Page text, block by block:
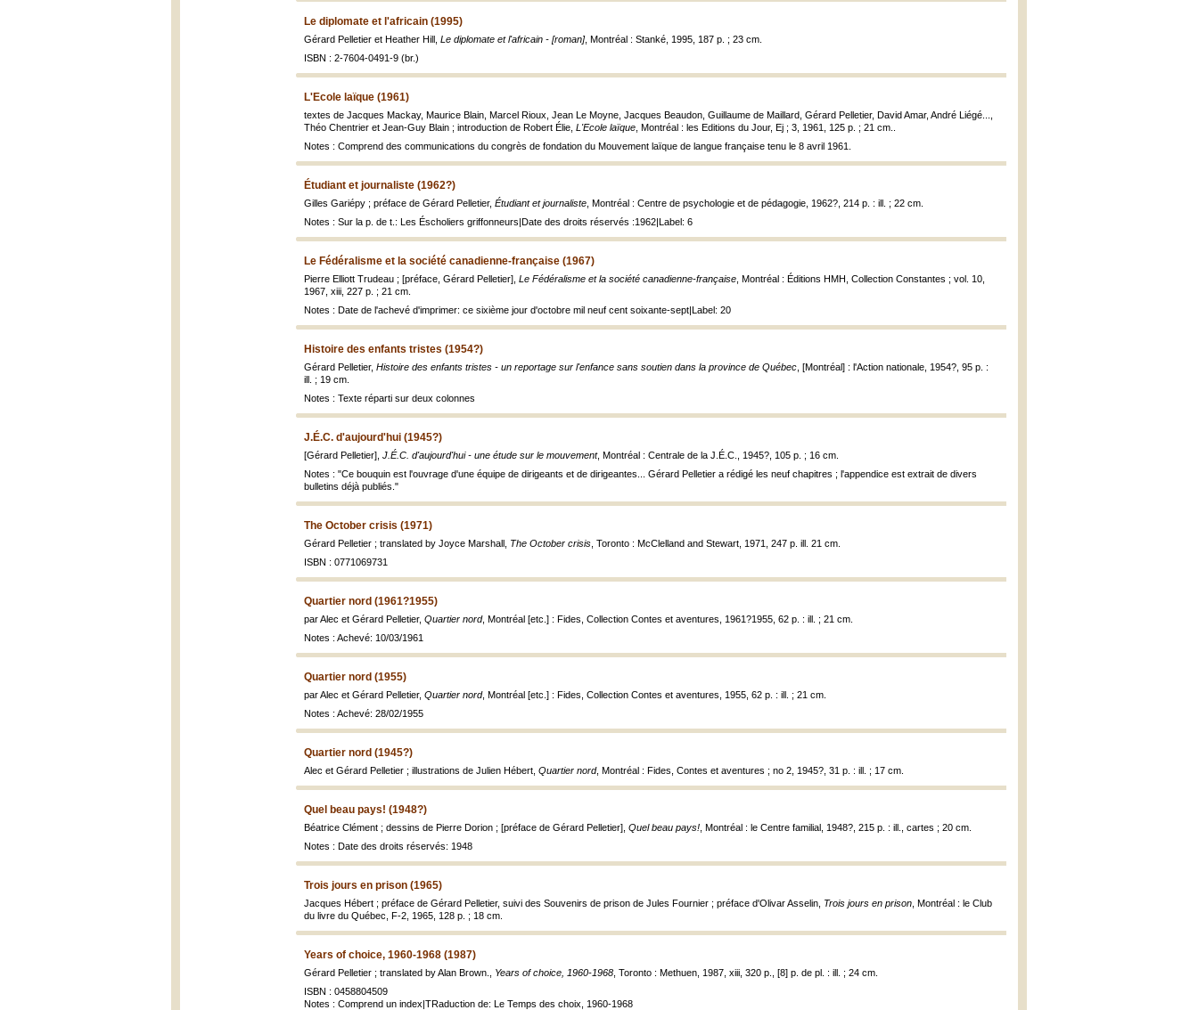
Le diplomate et l'africain (1995)
Gérard Pelletier et Heather Hill, Le diplomate et l'africain - [roman], Montréal : Stanké, 1995, 187 p. ; 23 cm.
ISBN : 2-7604-0491-9 (br.)
L'Ecole laïque (1961)
textes de Jacques Mackay, Maurice Blain, Marcel Rioux, Jean Le Moyne, Jacques Beaudon, Guillaume de Maillard, Gérard Pelletier, David Amar, André Liégé...,
Théo Chentrier et Jean-Guy Blain ; introduction de Robert Élie, L'Ecole laïque , Montréal : les Editions du Jour, Ej ; 3, 1961, 125 p. ; 21 cm..
Notes : Comprend des communications du congrès de fondation du Mouvement laïque de langue française tenu le 8 avril 1961.
Étudiant et journaliste (1962?)
Gilles Gariépy ; préface de Gérard Pelletier, Étudiant et journaliste , Montréal : Centre de psychologie et de pédagogie, 1962?, 214 p. : ill. ; 22 cm.
Notes : Sur la p. de t.: Les Éscholiers griffonneurs|Date des droits réservés :1962|Label: 6
Le Fédéralisme et la société canadienne-française (1967)
Pierre Elliott Trudeau ; [préface, Gérard Pelletier], Le Fédéralisme et la société canadienne-française , Montréal : Éditions HMH, Collection Constantes ; vol. 10,
1967, xiii, 227 p. ; 21 cm.
Notes : Date de l'achevé d'imprimer: ce sixième jour d'octobre mil neuf cent soixante-sept|Label: 20
Histoire des enfants tristes (1954?)
Gérard Pelletier, Histoire des enfants tristes - un reportage sur l'enfance sans soutien dans la province de Québec , [Montréal] : l'Action nationale, 1954?, 95 p. :
ill. ; 19 cm.
Notes : Texte réparti sur deux colonnes
J.É.C. d'aujourd'hui (1945?)
[Gérard Pelletier], J.É.C. d'aujourd'hui - une étude sur le mouvement, Montréal : Centrale de la J.É.C., 1945?, 105 p. ; 16 cm.
Notes : "Ce bouquin est l'ouvrage d'une équipe de dirigeants et de dirigeantes... Gérard Pelletier a rédigé les neuf chapitres ; l'appendice est extrait de divers
bulletins déjà publiés."
The October crisis (1971)
Gérard Pelletier ; translated by Joyce Marshall, The October crisis , Toronto : McClelland and Stewart, 1971, 247 p. ill. 21 cm.
ISBN : 0771069731
Quartier nord (1961?1955)
par Alec et Gérard Pelletier, Quartier nord, Montréal [etc.] : Fides, Collection Contes et aventures, 1961?1955, 62 p. : ill. ; 21 cm.
Notes : Achevé: 10/03/1961
Quartier nord (1955)
par Alec et Gérard Pelletier, Quartier nord, Montréal [etc.] : Fides, Collection Contes et aventures, 1955, 62 p. : ill. ; 21 cm.
Notes : Achevé: 28/02/1955
Quartier nord (1945?)
Alec et Gérard Pelletier ; illustrations de Julien Hébert, Quartier nord, Montréal : Fides, Contes et aventures ; no 2, 1945?, 31 p. : ill. ; 17 cm.
Quel beau pays! (1948?)
Béatrice Clément ; dessins de Pierre Dorion ; [préface de Gérard Pelletier], Quel beau pays! , Montréal : le Centre familial, 1948?, 215 p. : ill., cartes ; 20 cm.
Notes : Date des droits réservés: 1948
Trois jours en prison (1965)
Jacques Hébert ; préface de Gérard Pelletier, suivi des Souvenirs de prison de Jules Fournier ; préface d'Olivar Asselin, Trois jours en prison , Montréal : le Club
du livre du Québec, F-2, 1965, 128 p. ; 18 cm.
Years of choice, 1960-1968 (1987)
Gérard Pelletier ; translated by Alan Brown., Years of choice, 1960-1968 , Toronto : Methuen, 1987, xiii, 320 p., [8] p. de pl. : ill. ; 24 cm.
ISBN : 0458804509
Notes : Comprend un index|TRaduction de: Le Temps des choix, 1960-1968